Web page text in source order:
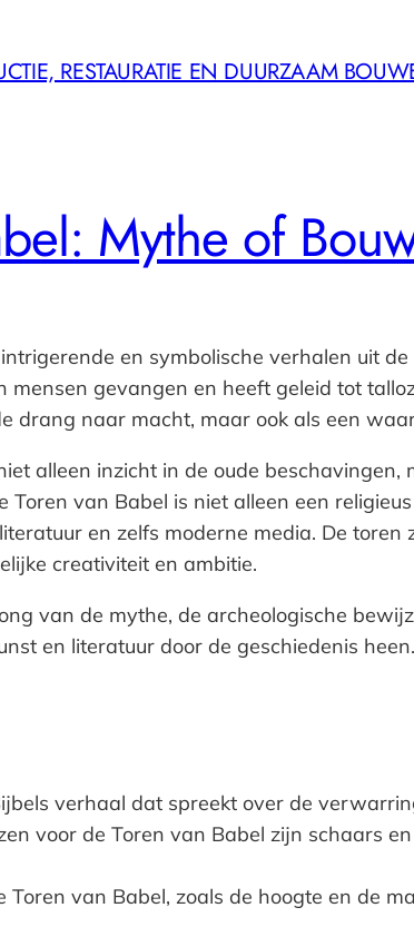
RESTAURATIE EN DUURZAAM
Mythe of
en symbolische verhalen uit
gevangen en heeft geleid tot
drang naar macht, maar ook als een
alleen inzicht in de oude
van Babel is niet alleen een
en zelfs moderne media. De
creativiteit en ambitie.
van de mythe, de archeologische
en literatuur door de geschiedenis heen.
verhaal dat spreekt over de
voor de Toren van Babel zijn schaars
van Babel, zoals de hoogte en de